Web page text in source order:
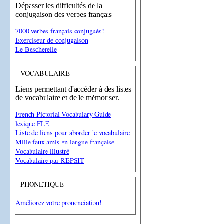
Dépasser les difficultés de la
conjugaison des verbes français
7000 verbes français conjugués!
Exerciseur de conjugaison
Le Bescherelle
VOCABULAIRE
Liens permettant d'accéder à des listes
de vocabulaire et de le mémoriser.
French Pictorial Vocabulary Guide
lexique FLE
Liste de liens pour aborder le vocabulaire
Mille faux amis en langue française
Vocabulaire illustré
Vocabulaire par REPSIT
PHONETIQUE
Améliorez votre prononciation!